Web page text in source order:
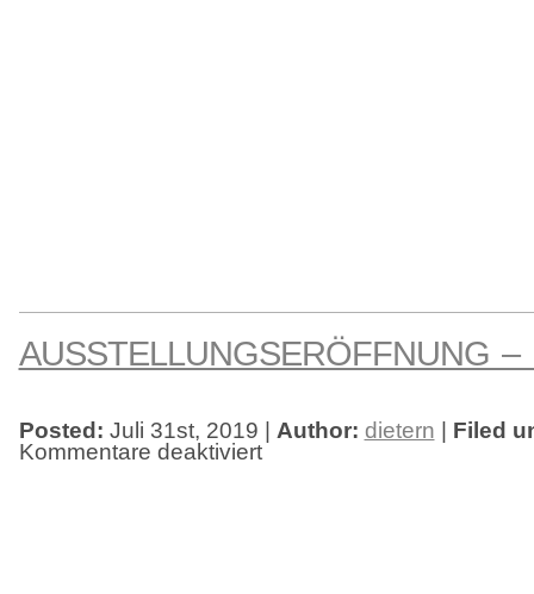
AUSSTELLUNGSERÖFFNUNG –
Posted: Juli 31st, 2019 | Author: dietern
Filed
Kommentare deaktiviertfür
Ausstellungseröffnung